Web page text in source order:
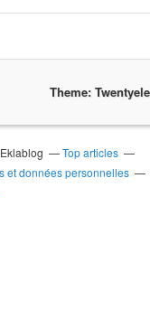
Theme:
Top articles
et données personnelles